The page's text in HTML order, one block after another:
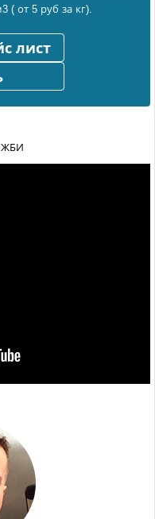
( от 5 руб за кг).
лист
ЖБИ